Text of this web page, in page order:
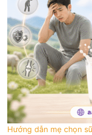
Hướng dẫn mẹ chọn